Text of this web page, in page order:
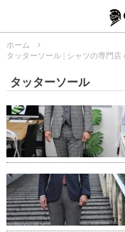
ホーム
タッターソール | シャツの専門店
タッターソール